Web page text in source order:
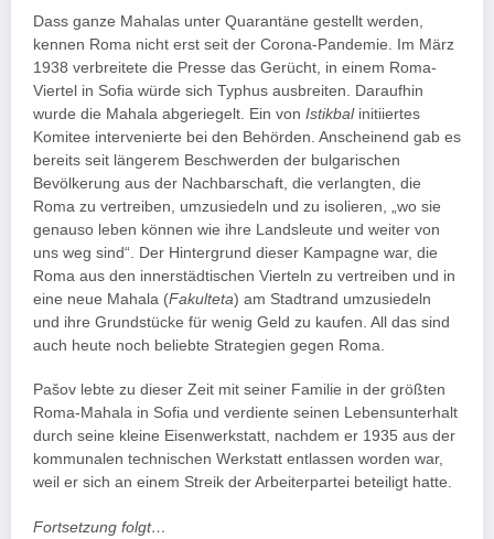
Dass ganze Mahalas unter Quarantäne gestellt werden,
kennen Roma nicht erst seit der Corona-Pandemie. Im März
1938 verbreitete die Presse das Gerücht, in einem Roma-
Viertel in Sofia würde sich Typhus ausbreiten. Daraufhin
wurde die Mahala abgeriegelt. Ein von Istikbalinitiiertes
Komitee intervenierte bei den Behörden. Anscheinend gab es
bereits seit längerem Beschwerden der bulgarischen
Bevölkerung aus der Nachbarschaft, die verlangten, die
Roma zu vertreiben, umzusiedeln und zu isolieren, „wo sie
genauso leben können wie ihre Landsleute und weiter von
uns weg sind“. Der Hintergrund dieser Kampagne war, die
Roma aus den innerstädtischen Vierteln zu vertreiben und in
eine neue Mahala (Fakulteta) am Stadtrand umzusiedeln
und ihre Grundstücke für wenig Geld zu kaufen. All das sind
auch heute noch beliebte Strategien gegen Roma.
Pašov lebte zu dieser Zeit mit seiner Familie in der größten
Roma-Mahala in Sofia und verdiente seinen Lebensunterhalt
durch seine kleine Eisenwerkstatt, nachdem er 1935 aus der
kommunalen technischen Werkstatt entlassen worden war,
weil er sich an einem Streik der Arbeiterpartei beteiligt hatte.
Fortsetzung folgt…